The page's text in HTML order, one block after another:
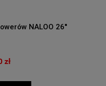
NALOO 26''
zł